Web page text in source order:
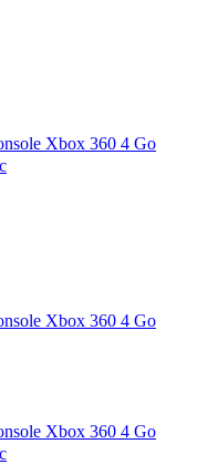
Xbox 360 4 Go
Xbox 360 4 Go
Xbox 360 4 Go